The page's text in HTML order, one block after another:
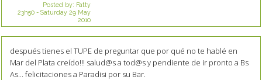
Posted by: Fatty
23h50- Saturday 29 May
2010
después tienes el TUPE de preguntar que por qué no te hablé en
Mar del Plata creído!!! salud@s a tod@s y pendiente de ir pronto a Bs
As... felicitaciones a Paradisi por su Bar.